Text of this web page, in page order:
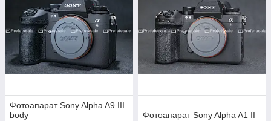
Фотоапарат Sony Alpha A9 III
body
Фотоапарат Sony Alpha A1 II